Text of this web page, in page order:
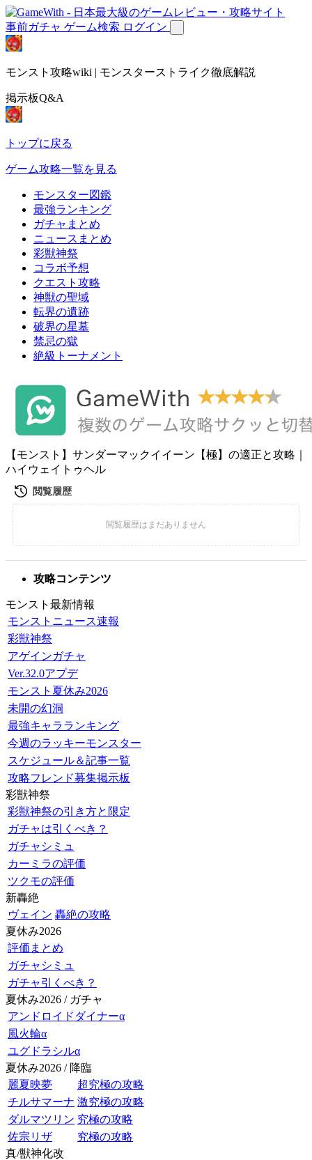
事前ガチャ ゲーム検索 ログイン
モンスト攻略wiki | モンスターストライク徹底解説
掲示板Q&A
トップに戻る
ゲーム攻略一覧を見る
モンスター図鑑
最強ランキング
ガチャまとめ
ニュースまとめ
彩獣神祭
コラボ予想
クエスト攻略
神獣の聖域
転界の遺跡
破界の星墓
禁忌の獄
絶級トーナメント
【モンスト】サンダーマックイイーン【極】の適正と攻略｜
ハイウェイトゥヘル
攻略コンテンツ
モンスト最新情報
モンストニュース速報
彩獣神祭
アゲインガチャ
Ver.32.0アプデ
モンスト夏休み2026
未開の幻洞
最強キャラランキング
今週のラッキーモンスター
スケジュール＆記事一覧
攻略フレンド募集掲示板
彩獣神祭
彩獣神祭の引き方と限定
ガチャは引くべき？
ガチャシミュ
カーミラの評価
ツクモの評価
新轟絶
ヴェイン 轟絶の攻略
夏休み2026
評価まとめ
ガチャシミュ
ガチャ引くべき？
夏休み2026 / ガチャ
アンドロイドダイナーα
風火輪α
ユグドラシルα
夏休み2026 / 降臨
麗夏映夢
超究極の攻略
チルサマーナ 激究極の攻略
ダルマツリン 究極の攻略
佐宗リザ
究極の攻略
真/獣神化改